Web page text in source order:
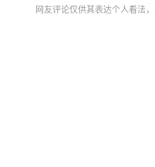
网友评论仅供其表达个人看法